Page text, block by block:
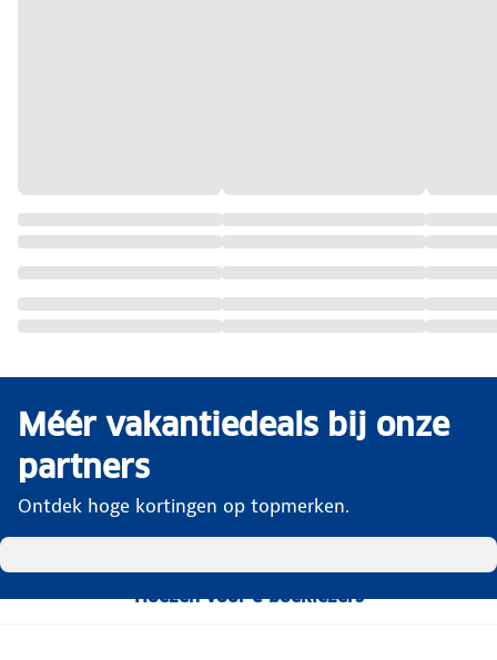
Méér vakantiedeals bij onze
partners
Ontdek hoge kortingen op topmerken.
Hoezen voor e-boeklezers